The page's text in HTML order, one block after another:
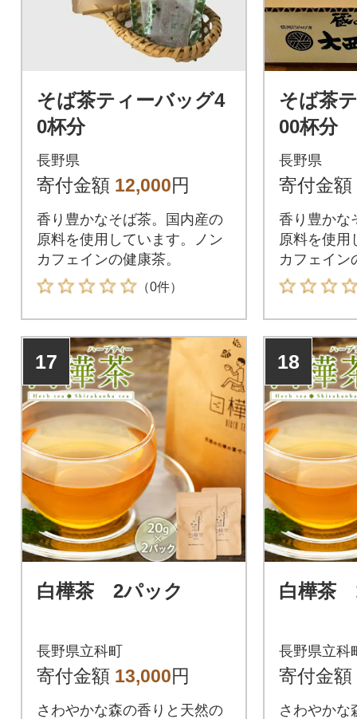
そば茶ティーバッグ4
0杯分
長野県
寄付金額 12,000円
香り豊かなそば茶。国内産の
原料を使用しています。ノン
カフェインの健康茶。
（0件）
そば茶
00杯分
長野県
寄付金額
香り豊かな
原料を使用
カフェイン
17
白樺茶 2パック
長野県立科町
寄付金額 13,000円
さわやかな森の香りと天然の
18
白樺茶
長野県立科
寄付金額
さわやかな